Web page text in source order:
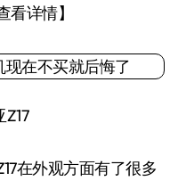
详情】
在外观方面有了很多